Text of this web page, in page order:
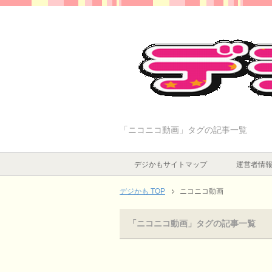
「ニコニコ動画」タグの記事一覧
デジかもサイトマップ 運営者情報
デジかも TOP ニコニコ動画
「ニコニコ動画」タグの記事一覧